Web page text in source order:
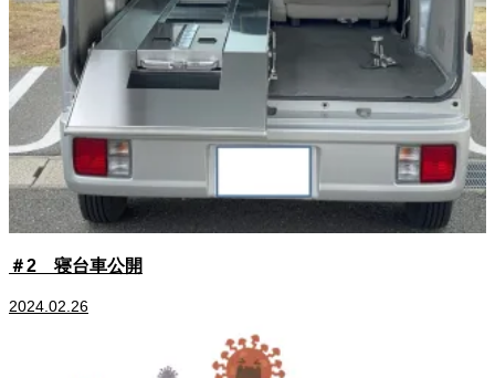
＃2 寝台車公開
2024.02.26